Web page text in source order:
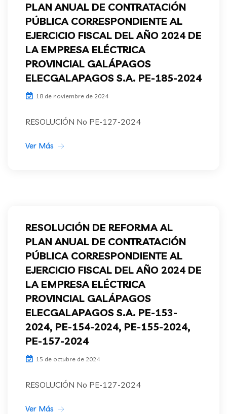
PLAN ANUAL DE CONTRATACIÓN
PÚBLICA CORRESPONDIENTE AL
EJERCICIO FISCAL DEL AÑO 2024 DE
LA EMPRESA ELÉCTRICA
PROVINCIAL GALÁPAGOS
ELECGALAPAGOS S.A. PE-185-2024
18 de noviembre de 2024
RESOLUCIÓN No PE-127-2024
Ver Más
RESOLUCIÓN DE REFORMA AL
PLAN ANUAL DE CONTRATACIÓN
PÚBLICA CORRESPONDIENTE AL
EJERCICIO FISCAL DEL AÑO 2024 DE
LA EMPRESA ELÉCTRICA
PROVINCIAL GALÁPAGOS
ELECGALAPAGOS S.A. PE-153-
2024, PE-154-2024, PE-155-2024,
PE-157-2024
15 de octubre de 2024
RESOLUCIÓN No PE-127-2024
Ver Más